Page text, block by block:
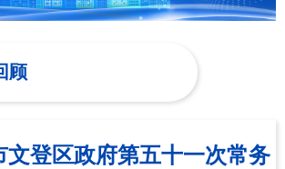
顾
文登区政府第五十一次常务